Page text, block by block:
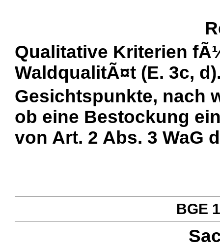
Qualitative Kriterien
WaldqualitÃ¤t (E. 3c,
Gesichtspunkte, nach
ob eine Bestockung
von Art. 2 Abs. 3 WaG
BGE